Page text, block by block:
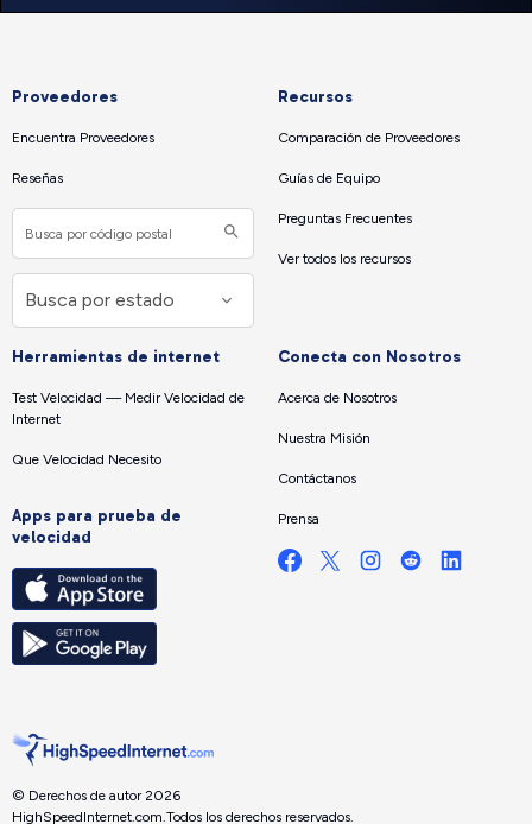
Proveedores
Encuentra Proveedores
Reseñas
Recursos
Comparación de Proveedores
Guías de Equipo
Preguntas Frecuentes
Ver todos los recursos
Herramientas de internet
Test Velocidad — Medir Velocidad de
Internet
Que Velocidad Necesito
Apps para prueba de
velocidad
Conecta con Nosotros
Acerca de Nosotros
Nuestra Misión
Contáctanos
Prensa
© Derechos de autor 2026
HighSpeedInternet.com. Todos los derechos reservados.